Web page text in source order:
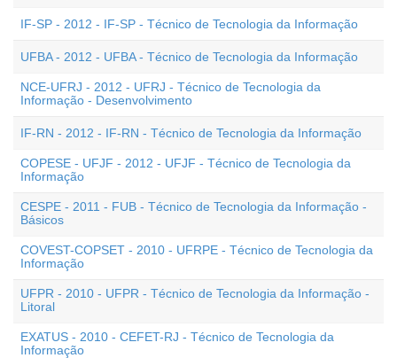
IF-SP - 2012 - IF-SP - Técnico de Tecnologia da Informação
UFBA - 2012 - UFBA - Técnico de Tecnologia da Informação
NCE-UFRJ - 2012 - UFRJ - Técnico de Tecnologia da
Informação - Desenvolvimento
IF-RN - 2012 - IF-RN - Técnico de Tecnologia da Informação
COPESE - UFJF - 2012 - UFJF - Técnico de Tecnologia da
Informação
CESPE - 2011 - FUB - Técnico de Tecnologia da Informação -
Básicos
COVEST-COPSET - 2010 - UFRPE - Técnico de Tecnologia da
Informação
UFPR - 2010 - UFPR - Técnico de Tecnologia da Informação -
Litoral
EXATUS - 2010 - CEFET-RJ - Técnico de Tecnologia da
Informação